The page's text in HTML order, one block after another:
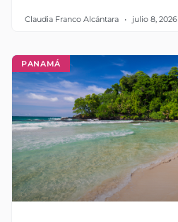
Claudia Franco Alcántara julio 8, 2026
PANAMÁ